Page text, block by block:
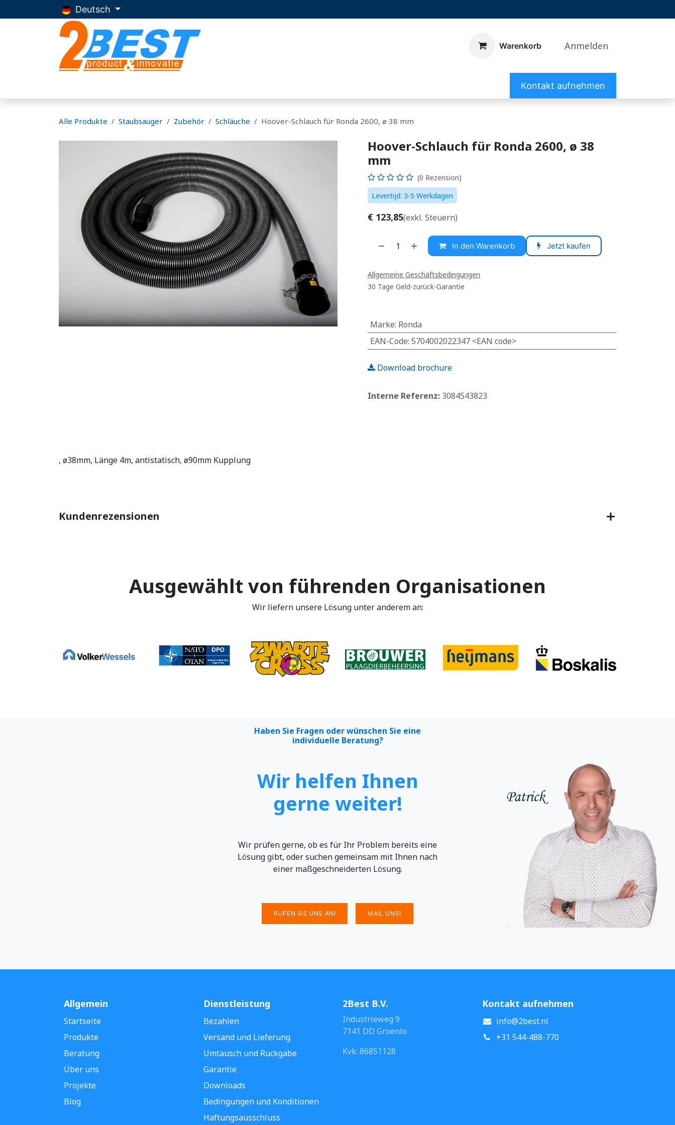
Zum Inhalt springen Deutsch
Warenkorb Anmelden
Kontakt aufnehmen
Alle Produkte Staubsauger Zubehör Schläuche Hoover-Schlauch für Ronda 2600, ø 38 mm
Hoover-Schlauch für Ronda 2600, ø 38
mm
(0 Rezension)
Levertijd: 3-5 Werkdagen
€ 123,85(exkl. Steuern)
In den Warenkorb Jetzt kaufen
Allgemeine Geschäftsbedingungen
30 Tage Geld-zurück-Garantie
Marke: Ronda
EAN-Code: 5704002022347 <EAN code>
Download brochure
Interne Referenz: 3084543823
, ø38mm, Länge 4m, antistatisch, ø90mm Kupplung
Kundenrezensionen
Ausgewählt von führenden Organisationen
Wir liefern unsere Lösung unter anderem an:
Haben Sie Fragen oder wünschen Sie eine
individuelle Beratung?
Wir helfen Ihnen
gerne weiter!
Wir prüfen gerne, ob es für Ihr Problem bereits eine
Lösung gibt, oder suchen gemeinsam mit Ihnen nach
einer maßgeschneiderten Lösung.​
RUFEN SIE UNS AN! MAIL UNS!
Allgemein
Startseite
Produkte
Beratung
Über uns
Projekte
Blog
Kontakt aufnehmen
info@2best.nl
+31 544-488-770
2Best B.V.
Industrieweg 9
7141 DD Groenlo
Kvk: 86851128
Dienstleistung
Bezahlen
Versand und Lieferung
Umtausch und Rückgabe
Garantie
Downloads
Bedingungen und Konditionen
Haftungsausschluss